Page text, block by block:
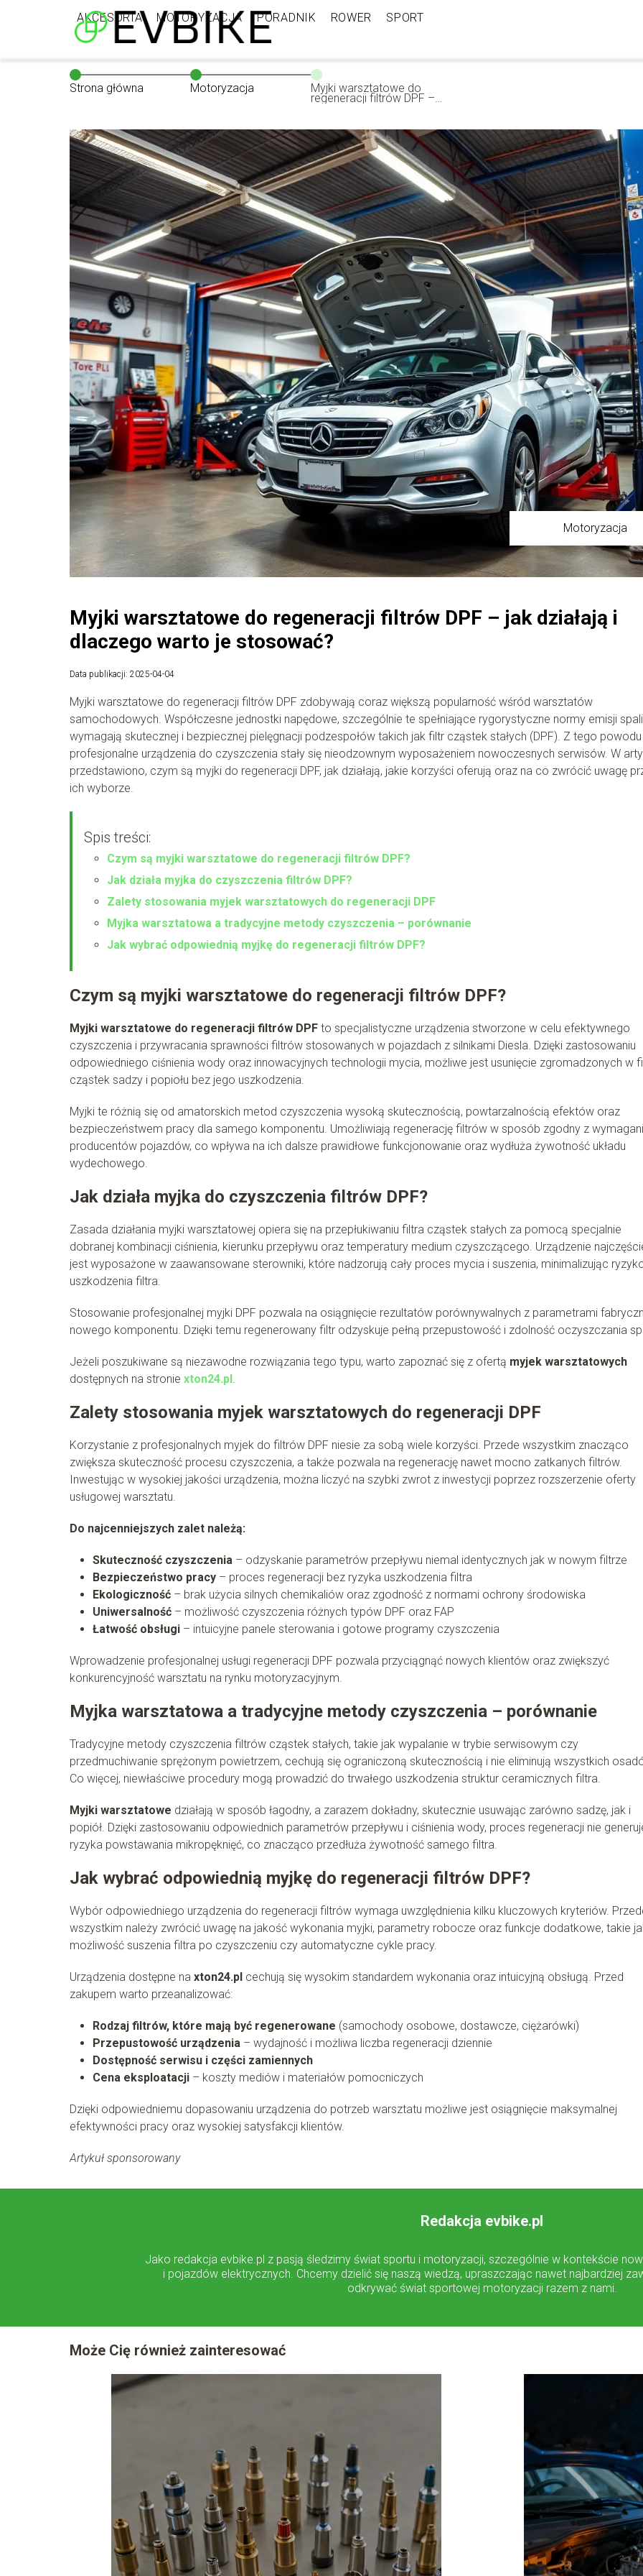
AKCESORIA MOTORYZACJA PORADNIK ROWER SPORT
Strona główna Motoryzacja Myjki warsztatowe do
regeneracji filtrów DPF –
jak działają i dlaczego
Motoryzacja
Myjki warsztatowe do regeneracji filtrów DPF – jak działają i
dlaczego warto je stosować?
Data publikacji: 2025-04-04
Myjki warsztatowe do regeneracji filtrów DPF zdobywają coraz większą popularność wśród warsztatów
samochodowych. Współczesne jednostki napędowe, szczególnie te spełniające rygorystyczne normy emisji
wymagają skutecznej i bezpiecznej pielęgnacji podzespołów takich jak filtr cząstek stałych (DPF). Z tego powodu
profesjonalne urządzenia do czyszczenia stały się nieodzownym wyposażeniem nowoczesnych serwisów. W
przedstawiono, czym są myjki do regeneracji DPF, jak działają, jakie korzyści oferują oraz na co zwrócić uwagę
ich wyborze.
Spis treści:
Czym są myjki warsztatowe do regeneracji filtrów DPF?
Jak działa myjka do czyszczenia filtrów DPF?
Zalety stosowania myjek warsztatowych do regeneracji DPF
Myjka warsztatowa a tradycyjne metody czyszczenia – porównanie
Jak wybrać odpowiednią myjkę do regeneracji filtrów DPF?
Czym są myjki warsztatowe do regeneracji filtrów DPF?
Myjki warsztatowe do regeneracji filtrów DPF to specjalistyczne urządzenia stworzone w celu efektywnego
czyszczenia i przywracania sprawności filtrów stosowanych w pojazdach z silnikami Diesla. Dzięki zastosowaniu
odpowiedniego ciśnienia wody oraz innowacyjnych technologii mycia, możliwe jest usunięcie zgromadzonych w
cząstek sadzy i popiołu bez jego uszkodzenia.
Myjki te różnią się od amatorskich metod czyszczenia wysoką skutecznością, powtarzalnością efektów oraz
bezpieczeństwem pracy dla samego komponentu. Umożliwiają regenerację filtrów w sposób zgodny z
producentów pojazdów, co wpływa na ich dalsze prawidłowe funkcjonowanie oraz wydłuża żywotność układu
wydechowego.
Jak działa myjka do czyszczenia filtrów DPF?
Zasada działania myjki warsztatowej opiera się na przepłukiwaniu filtra cząstek stałych za pomocą specjalnie
dobranej kombinacji ciśnienia, kierunku przepływu oraz temperatury medium czyszczącego. Urządzenie
jest wyposażone w zaawansowane sterowniki, które nadzorują cały proces mycia i suszenia, minimalizując
uszkodzenia filtra.
Stosowanie profesjonalnej myjki DPF pozwala na osiągnięcie rezultatów porównywalnych z parametrami
nowego komponentu. Dzięki temu regenerowany filtr odzyskuje pełną przepustowość i zdolność oczyszczania
Jeżeli poszukiwane są niezawodne rozwiązania tego typu, warto zapoznać się z ofertą myjek warsztatowych
dostępnych na stronie xton24.pl.
Zalety stosowania myjek warsztatowych do regeneracji DPF
Korzystanie z profesjonalnych myjek do filtrów DPF niesie za sobą wiele korzyści. Przede wszystkim znacząco
zwiększa skuteczność procesu czyszczenia, a także pozwala na regenerację nawet mocno zatkanych filtrów.
Inwestując w wysokiej jakości urządzenia, można liczyć na szybki zwrot z inwestycji poprzez rozszerzenie oferty
usługowej warsztatu.
Do najcenniejszych zalet należą:
Skuteczność czyszczenia – odzyskanie parametrów przepływu niemal identycznych jak w nowym filtrze
Bezpieczeństwo pracy – proces regeneracji bez ryzyka uszkodzenia filtra
Ekologiczność – brak użycia silnych chemikaliów oraz zgodność z normami ochrony środowiska
Uniwersalność – możliwość czyszczenia różnych typów DPF oraz FAP
Łatwość obsługi – intuicyjne panele sterowania i gotowe programy czyszczenia
Wprowadzenie profesjonalnej usługi regeneracji DPF pozwala przyciągnąć nowych klientów oraz zwiększyć
konkurencyjność warsztatu na rynku motoryzacyjnym.
Myjka warsztatowa a tradycyjne metody czyszczenia – porównanie
Tradycyjne metody czyszczenia filtrów cząstek stałych, takie jak wypalanie w trybie serwisowym czy
przedmuchiwanie sprężonym powietrzem, cechują się ograniczoną skutecznością i nie eliminują wszystkich
Co więcej, niewłaściwe procedury mogą prowadzić do trwałego uszkodzenia struktur ceramicznych filtra.
Myjki warsztatowe działają w sposób łagodny, a zarazem dokładny, skutecznie usuwając zarówno sadzę, jak i
popiół. Dzięki zastosowaniu odpowiednich parametrów przepływu i ciśnienia wody, proces regeneracji nie
ryzyka powstawania mikropęknięć, co znacząco przedłuża żywotność samego filtra.
Jak wybrać odpowiednią myjkę do regeneracji filtrów DPF?
Wybór odpowiedniego urządzenia do regeneracji filtrów wymaga uwzględnienia kilku kluczowych kryteriów.
wszystkim należy zwrócić uwagę na jakość wykonania myjki, parametry robocze oraz funkcje dodatkowe, takie
możliwość suszenia filtra po czyszczeniu czy automatyczne cykle pracy.
Urządzenia dostępne na xton24.pl cechują się wysokim standardem wykonania oraz intuicyjną obsługą. Przed
zakupem warto przeanalizować:
Rodzaj filtrów, które mają być regenerowane (samochody osobowe, dostawcze, ciężarówki)
Przepustowość urządzenia – wydajność i możliwa liczba regeneracji dziennie
Dostępność serwisu i części zamiennych
Cena eksploatacji – koszty mediów i materiałów pomocniczych
Dzięki odpowiedniemu dopasowaniu urządzenia do potrzeb warsztatu możliwe jest osiągnięcie maksymalnej
efektywności pracy oraz wysokiej satysfakcji klientów.
Artykuł sponsorowany
Redakcja evbike.pl
Jako redakcja evbike.pl z pasją śledzimy świat sportu i motoryzacji, szczególnie w kontekście
i pojazdów elektrycznych. Chcemy dzielić się naszą wiedzą, upraszczając nawet najbardziej
odkrywać świat sportowej motoryzacji razem z nami.
Może Cię również zainteresować